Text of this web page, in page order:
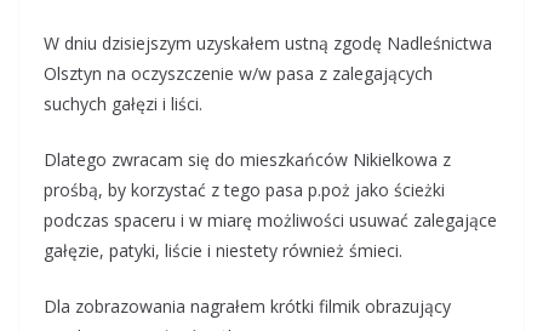
W dniu dzisiejszym uzyskałem ustną zgodę Nadleśnictwa
Olsztyn na oczyszczenie w/w pasa z zalegających
suchych gałęzi i liści.
Dlatego zwracam się do mieszkańców Nikielkowa z
prośbą, by korzystać z tego pasa p.poż jako ścieżki
podczas spaceru i w miarę możliwości usuwać zalegające
gałęzie, patyki, liście i niestety również śmieci.
Dla zobrazowania nagrałem krótki filmik obrazujący